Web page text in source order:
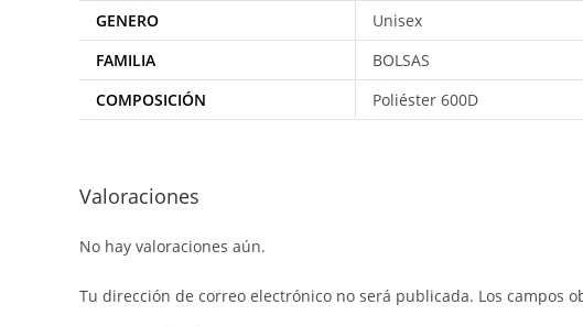
GENERO
Unisex
FAMILIA
BOLSAS
COMPOSICIÓN
Poliéster 600D
Valoraciones
No hay valoraciones aún.
Tu dirección de correo electrónico no será publicada. Los campos